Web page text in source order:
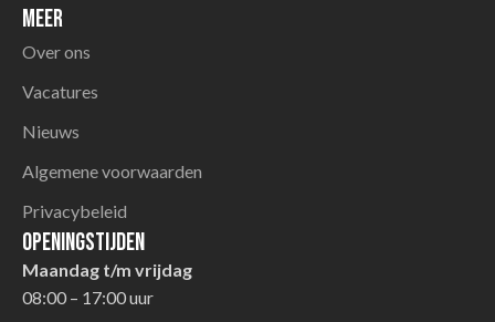
Meer
Over ons
Vacatures
Nieuws
Algemene voorwaarden
Privacybeleid
Openingstijden
Maandag t/m vrijdag
08:00 – 17:00 uur